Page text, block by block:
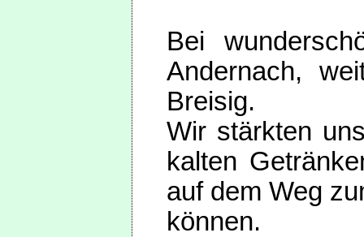
Bei
Andernach,
Breisig.
Wir stärkten
kalten
auf dem Weg
können.